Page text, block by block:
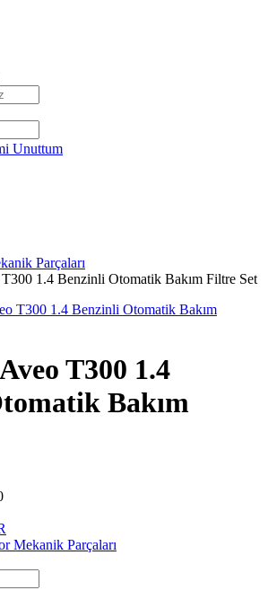
Unuttum
Parçaları
1.4 Benzinli Otomatik Bakım Filtre Set
T300 1.4
Bakım
Mekanik Parçaları